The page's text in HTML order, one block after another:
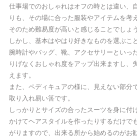
仕事場でのおしゃれはオフの時とは違い、
りも、その場に合った服装やアイテムを考
そのため難易度が高いと感じることでしょう
しかし、基本はやはり好きなものを選ぶこ
腕時計やバッグ、靴、アクセサリーといっ
りげなくおしゃれ度をアップ出来ますし、
えます。
また、ペディキュアの様に、見えない部分
取り入れ易い筈です。
しっかりとサイズの合ったスーツを身に付
かけてヘアスタイルを作ったりするだけで
がりますので、出来る所から始めるのがお